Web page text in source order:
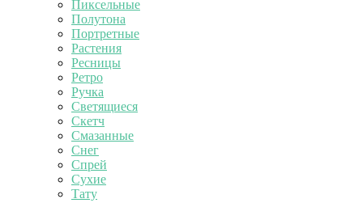
Пиксельные
Полутона
Портретные
Растения
Ресницы
Ретро
Ручка
Светящиеся
Скетч
Смазанные
Снег
Спрей
Сухие
Тату